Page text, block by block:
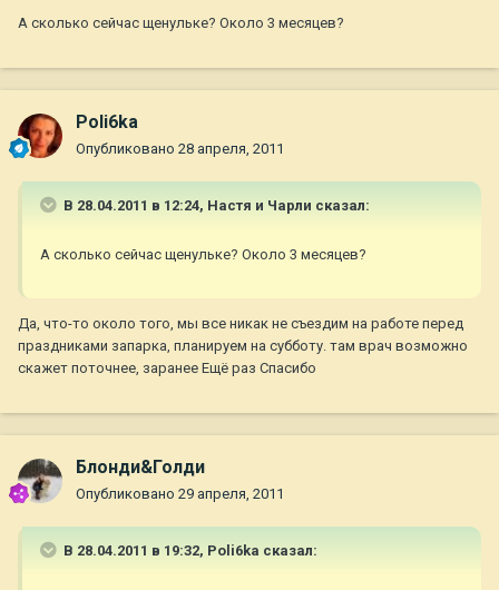
А сколько сейчас щенульке? Около 3 месяцев?
Poli6ka
Опубликовано 28 апреля, 2011
В 28.04.2011 в 12:24, Настя и Чарли сказал:
А сколько сейчас щенульке? Около 3 месяцев?
Да, что-то около того, мы все никак не съездим на работе перед
праздниками запарка, планируем на субботу. там врач возможно
скажет поточнее, заранее Ещё раз Спасибо
Блонди&Голди
Опубликовано 29 апреля, 2011
В 28.04.2011 в 19:32, Poli6ka сказал: